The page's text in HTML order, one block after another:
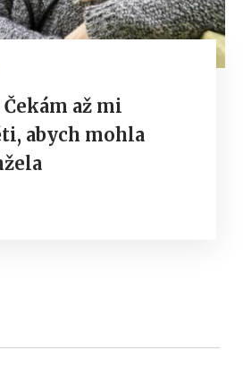
až mi
abych mohla